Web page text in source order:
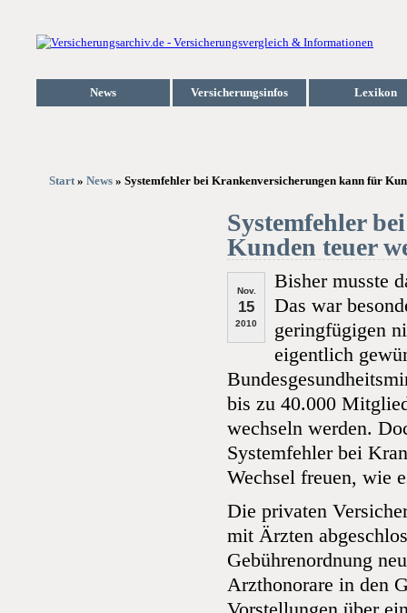
News Versicherungsinfos Lexikon
Start» News » Systemfehler bei Krankenversicherungen kann für
Systemfehler
Kunden teuer
Nov.
15
2010
Bisher musste
Das war
geringfügigen
eigentlich
bis zu 40.000
wechseln werden.
Systemfehler bei
Wechsel freuen, wie
Die privaten
mit Ärzten
Gebührenordnung
Arzthonorare in den